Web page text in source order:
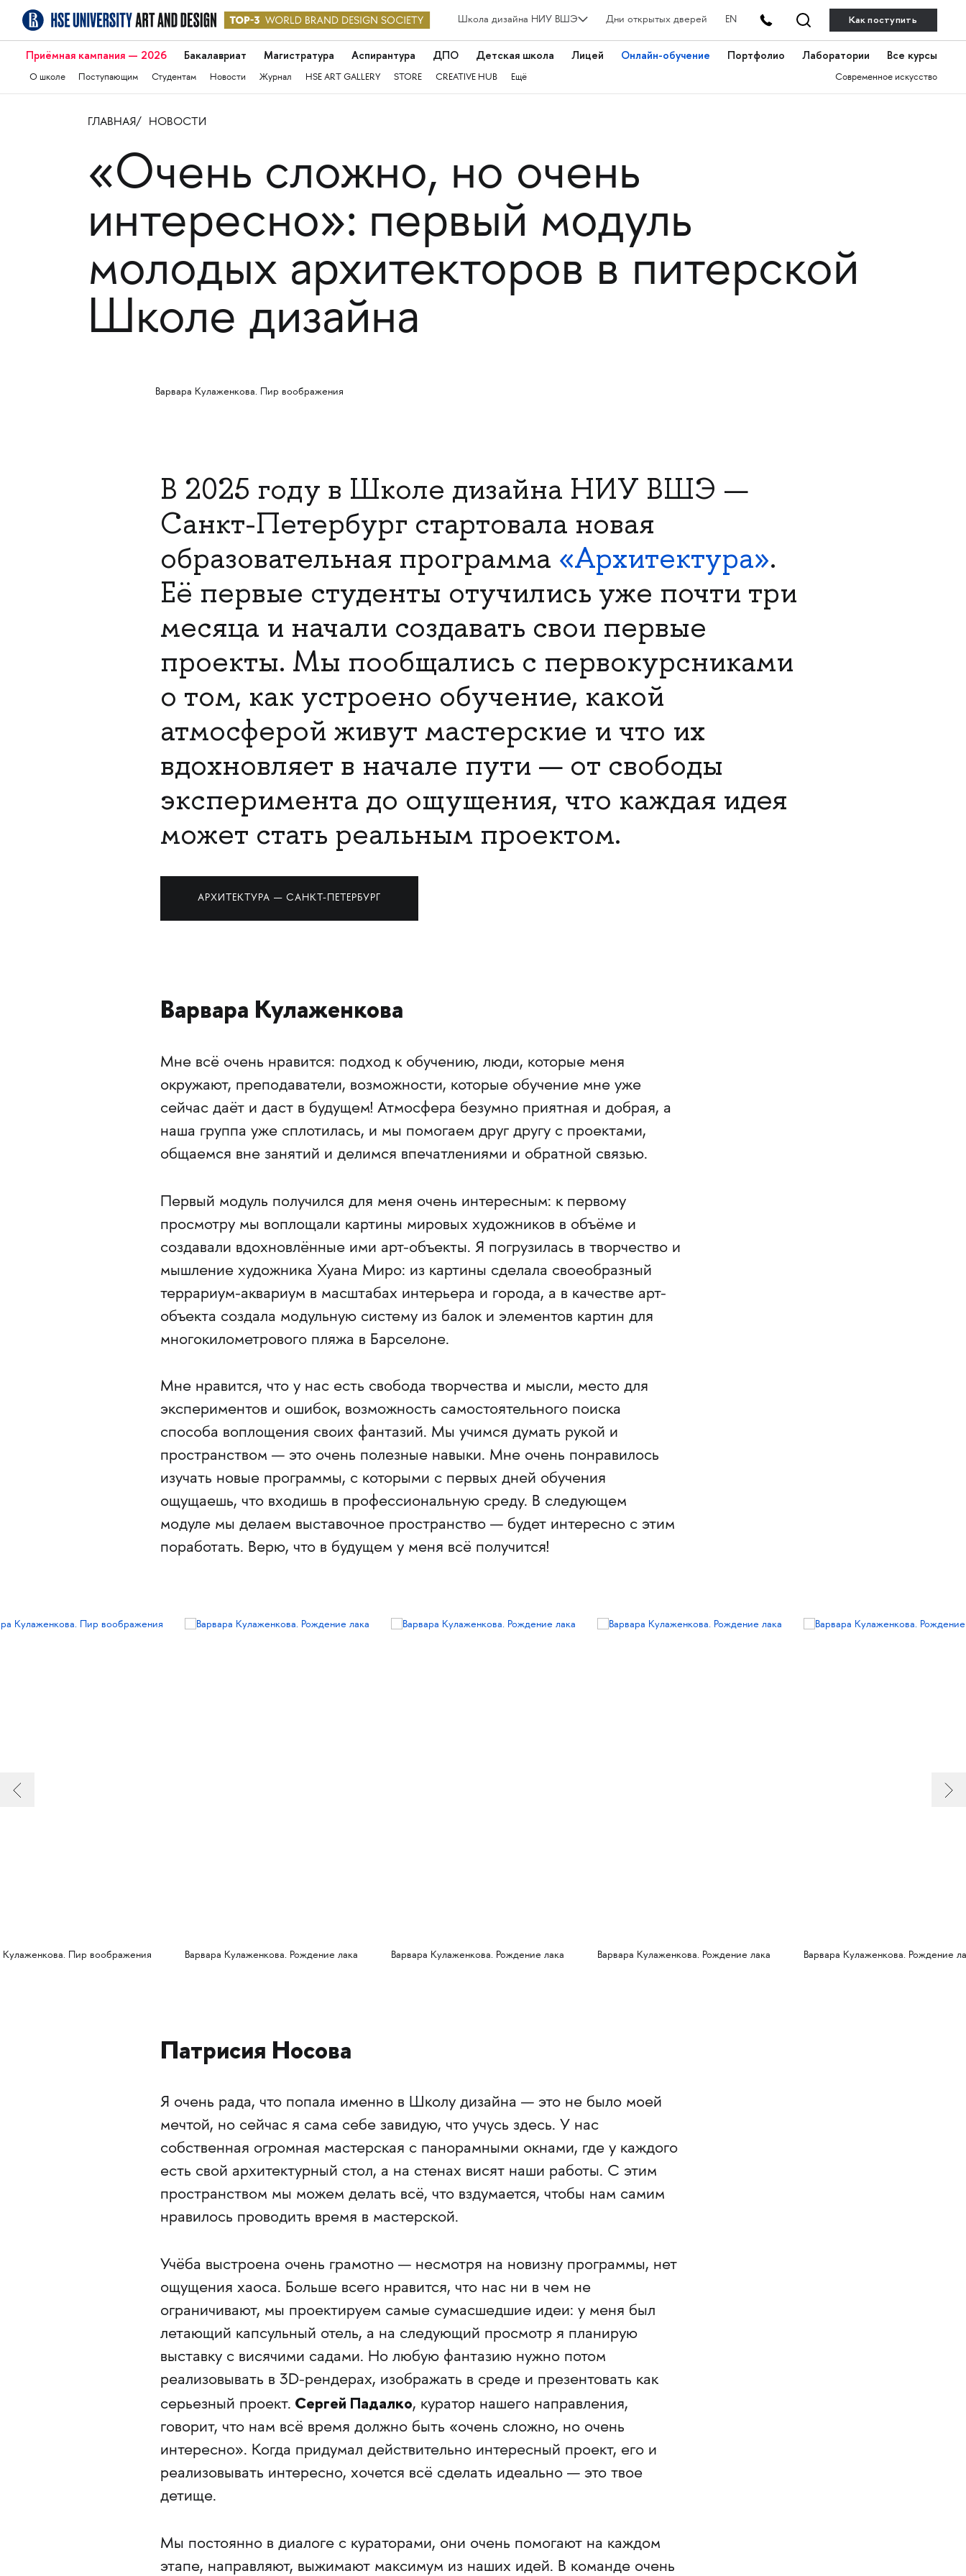
Школа дизайна НИУ ВШЭ Дни открытых дверей EN Как поступить
Приёмная кампания — 2026 Бакалавриат Магистратура Аспирантура ДПО Детская школа Лицей Онлайн-обучение Портфолио Лаборатории Все курсы
О школе Поступающим Студентам Новости Журнал HSE ART GALLERY STORE CREATIVE HUB Ещё Современное искусство
ГЛАВНАЯ НОВОСТИ
«Очень сложно, но очень
интересно»: первый модуль
молодых архитекторов в питерской
Школе дизайна
Варвара Кулаженкова. Пир воображения
В 2025 году в Школе дизайна НИУ ВШЭ —
Санкт-Петербург стартовала новая
образовательная программа «Архитектура».
Её первые студенты отучились уже почти три
месяца и начали создавать свои первые
проекты. Мы пообщались с первокурсниками
о том, как устроено обучение, какой
атмосферой живут мастерские и что их
вдохновляет в начале пути — от свободы
эксперимента до ощущения, что каждая идея
может стать реальным проектом.
АРХИТЕКТУРА — САНКТ-ПЕТЕРБУРГ
Варвара Кулаженкова
Мне всё очень нравится: подход к обучению, люди, которые меня
окружают, преподаватели, возможности, которые обучение мне уже
сейчас даёт и даст в будущем! Атмосфера безумно приятная и добрая, а
наша группа уже сплотилась, и мы помогаем друг другу с проектами,
общаемся вне занятий и делимся впечатлениями и обратной связью.
Первый модуль получился для меня очень интересным: к первому
просмотру мы воплощали картины мировых художников в объёме и
создавали вдохновлённые ими арт-объекты. Я погрузилась в творчество и
мышление художника Хуана Миро: из картины сделала своеобразный
террариум-аквариум в масштабах интерьера и города, а в качестве арт-
объекта создала модульную систему из балок и элементов картин для
многокилометрового пляжа в Барселоне.
Мне нравится, что у нас есть свобода творчества и мысли, место для
экспериментов и ошибок, возможность самостоятельного поиска
способа воплощения своих фантазий. Мы учимся думать рукой и
пространством — это очень полезные навыки. Мне очень понравилось
изучать новые программы, с которыми с первых дней обучения
ощущаешь, что входишь в профессиональную среду. В следующем
модуле мы делаем выставочное пространство — будет интересно с этим
поработать. Верю, что в будущем у меня всё получится!
Кулаженкова. Пир воображения Варвара Кулаженкова. Рождение лака Варвара Кулаженкова. Рождение лака Варвара Кулаженкова. Рождение лака Варвара Кулаженкова. Рождение
Патрисия Носова
Я очень рада, что попала именно в Школу дизайна — это не было моей
мечтой, но сейчас я сама себе завидую, что учусь здесь. У нас
собственная огромная мастерская с панорамными окнами, где у каждого
есть свой архитектурный стол, а на стенах висят наши работы. С этим
пространством мы можем делать всё, что вздумается, чтобы нам самим
нравилось проводить время в мастерской.
Учёба выстроена очень грамотно — несмотря на новизну программы, нет
ощущения хаоса. Больше всего нравится, что нас ни в чем не
ограничивают, мы проектируем самые сумасшедшие идеи: у меня был
летающий капсульный отель, а на следующий просмотр я планирую
выставку с висячими садами. Но любую фантазию нужно потом
реализовывать в 3D-рендерах, изображать в среде и презентовать как
серьезный проект. Сергей Падалко, куратор нашего направления,
говорит, что нам всё время должно быть «очень сложно, но очень
интересно». Когда придумал действительно интересный проект, его и
реализовывать интересно, хочется всё сделать идеально — это твое
детище.
Мы постоянно в диалоге с кураторами, они очень помогают на каждом
этапе, направляют, выжимают максимум из наших идей. В команде очень